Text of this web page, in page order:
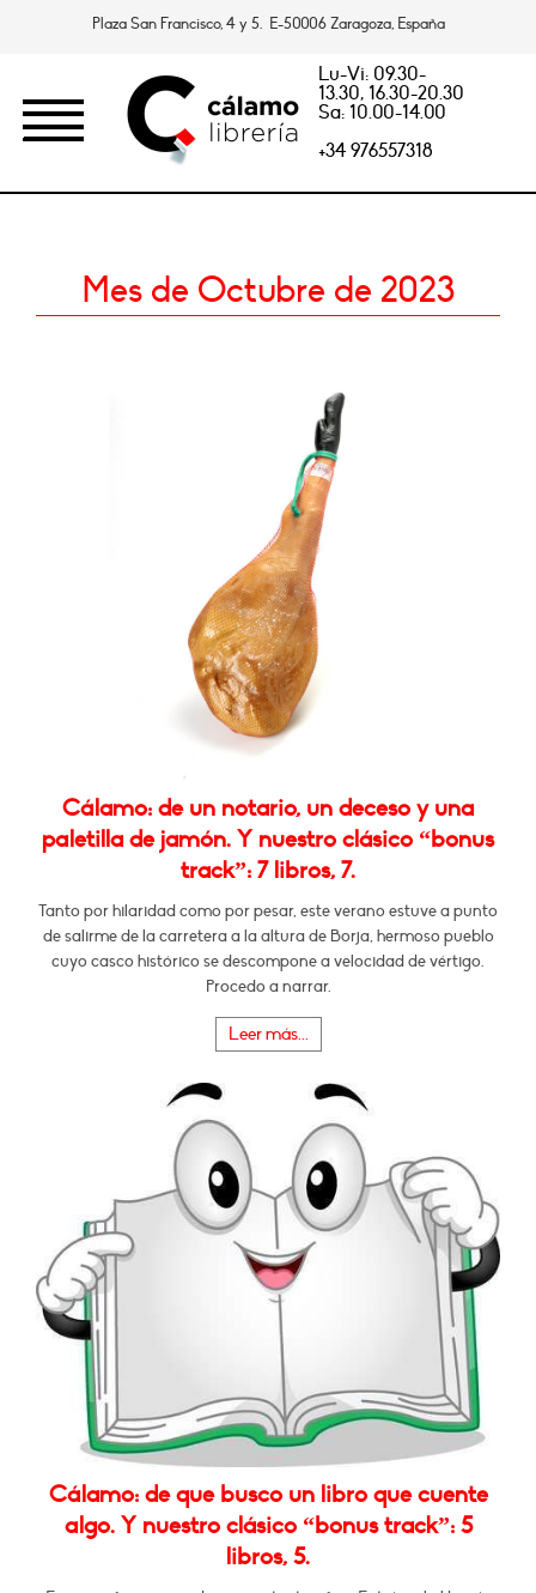
Plaza San Francisco, 4 y 5. E-50006 Zaragoza, España
Lu-Vi: 09.30-
13.30, 16.30-20.30
Sa: 10.00-14.00
+34 976557318
Mes de Octubre de 2023
Cálamo: de un notario, un deceso y una
paletilla de jamón. Y nuestro clásico “bonus
track”: 7 libros, 7.
Tanto por hilaridad como por pesar, este verano estuve a punto
de salirme de la carretera a la altura de Borja, hermoso pueblo
cuyo casco histórico se descompone a velocidad de vértigo.
Procedo a narrar.
Leer más...
Cálamo: de que busco un libro que cuente
algo. Y nuestro clásico “bonus track”: 5
libros, 5.